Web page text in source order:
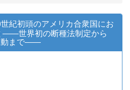
紀初頭のアメリカ合衆国にお
――世界初の断種法制定から
動まで――